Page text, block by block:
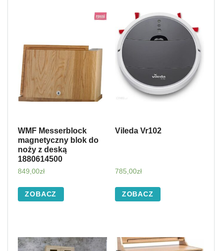
WMF Messerblock
magnetyczny blok do
noży z deską
1880614500
849,00zł
ZOBACZ
Vileda Vr102
785,00zł
ZOBACZ